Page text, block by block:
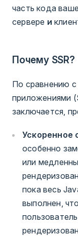
часть кода
сервере и
Почему SSR?
По сравнению
приложениями
заключается,
Ускоренное
особенно
или
пока весь
выполнен,